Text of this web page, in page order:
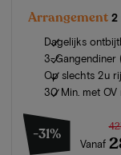
Arrangement 2
Dagelijks
3-Gangendiner
Op slechts 2u
30 Min. met OV
-31%
Vanaf